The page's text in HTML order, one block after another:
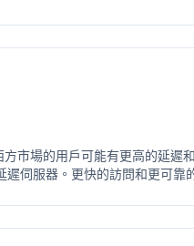
市場的用戶可能有更高的延遲
遲伺服器。更快的訪問和更可